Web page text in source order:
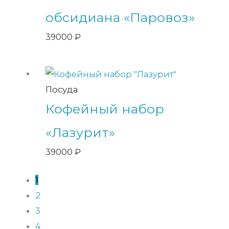
обсидиана «Паровоз»
39000₽
Посуда
Кофейный набор
«Лазурит»
39000₽
1
2
3
4